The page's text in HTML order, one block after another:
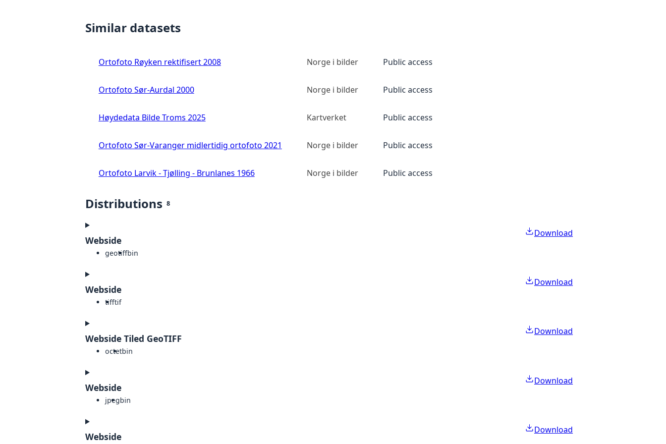
Similar datasets
Ortofoto Røyken rektifisert 2008 Norge i bilder Public access
Ortofoto Sør-Aurdal 2000 Norge i bilder Public access
Høydedata Bilde Troms 2025 Kartverket Public access
Ortofoto Sør-Varanger midlertidig ortofoto 2021 Norge i bilder Public access
Ortofoto Larvik - Tjølling - Brunlanes 1966 Norge i bilder Public access
Distributions 8
Webside
geotiffbin
Download
Webside
tifftif
Download
Webside Tiled GeoTIFF
octetbin
Download
Webside
jpegbin
Download
Webside
Download